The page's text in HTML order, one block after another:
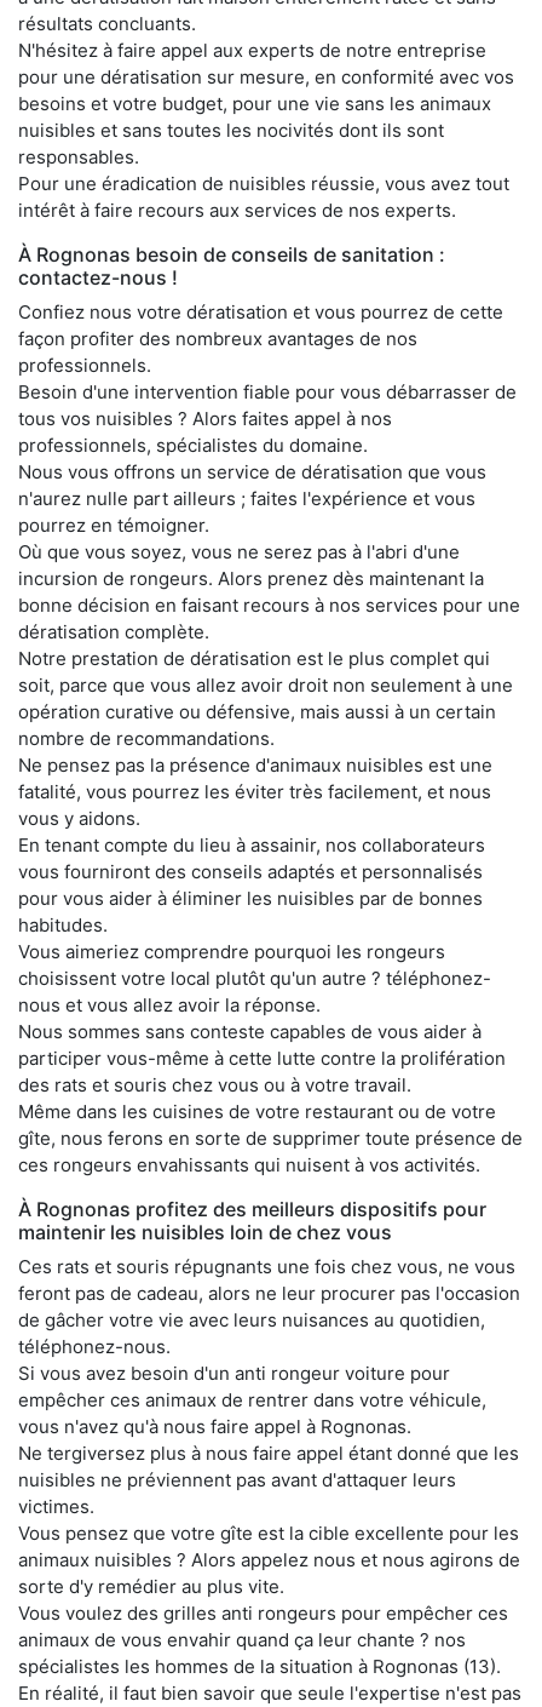
résultats concluants.
N'hésitez à faire appel aux experts de notre entreprise
pour une dératisation sur mesure, en conformité avec vos
besoins et votre budget, pour une vie sans les animaux
nuisibles et sans toutes les nocivités dont ils sont
responsables.
Pour une éradication de nuisibles réussie, vous avez tout
intérêt à faire recours aux services de nos experts.
À Rognonas besoin de conseils de sanitation :
contactez-nous !
Confiez nous votre dératisation et vous pourrez de cette
façon profiter des nombreux avantages de nos
professionnels.
Besoin d'une intervention fiable pour vous débarrasser de
tous vos nuisibles ? Alors faites appel à nos
professionnels, spécialistes du domaine.
Nous vous offrons un service de dératisation que vous
n'aurez nulle part ailleurs ; faites l'expérience et vous
pourrez en témoigner.
Où que vous soyez, vous ne serez pas à l'abri d'une
incursion de rongeurs. Alors prenez dès maintenant la
bonne décision en faisant recours à nos services pour une
dératisation complète.
Notre prestation de dératisation est le plus complet qui
soit, parce que vous allez avoir droit non seulement à une
opération curative ou défensive, mais aussi à un certain
nombre de recommandations.
Ne pensez pas la présence d'animaux nuisibles est une
fatalité, vous pourrez les éviter très facilement, et nous
vous y aidons.
En tenant compte du lieu à assainir, nos collaborateurs
vous fourniront des conseils adaptés et personnalisés
pour vous aider à éliminer les nuisibles par de bonnes
habitudes.
Vous aimeriez comprendre pourquoi les rongeurs
choisissent votre local plutôt qu'un autre ? téléphonez-
nous et vous allez avoir la réponse.
Nous sommes sans conteste capables de vous aider à
participer vous-même à cette lutte contre la prolifération
des rats et souris chez vous ou à votre travail.
Même dans les cuisines de votre restaurant ou de votre
gîte, nous ferons en sorte de supprimer toute présence de
ces rongeurs envahissants qui nuisent à vos activités.
À Rognonas profitez des meilleurs dispositifs pour
maintenir les nuisibles loin de chez vous
Ces rats et souris répugnants une fois chez vous, ne vous
feront pas de cadeau, alors ne leur procurer pas l'occasion
de gâcher votre vie avec leurs nuisances au quotidien,
téléphonez-nous.
Si vous avez besoin d'un anti rongeur voiture pour
empêcher ces animaux de rentrer dans votre véhicule,
vous n'avez qu'à nous faire appel à Rognonas.
Ne tergiversez plus à nous faire appel étant donné que les
nuisibles ne préviennent pas avant d'attaquer leurs
victimes.
Vous pensez que votre gîte est la cible excellente pour les
animaux nuisibles ? Alors appelez nous et nous agirons de
sorte d'y remédier au plus vite.
Vous voulez des grilles anti rongeurs pour empêcher ces
animaux de vous envahir quand ça leur chante ? nos
spécialistes les hommes de la situation à Rognonas (13).
En réalité, il faut bien savoir que seule l'expertise n'est pas